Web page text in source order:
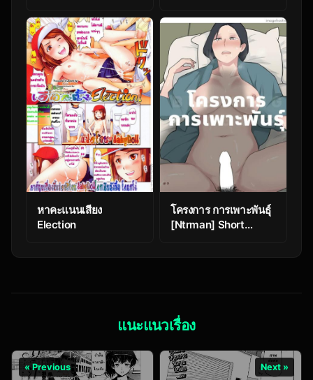
Lolicon ga Otomari
Shitara…
Soushuuhen Full
Color Ban – Part 2
หาคะแนนเสียง
Election
โครงการ การเพาะพันธุ์
[Ntrman] Short
แนะแนวเรื่อง
« Previous Next »